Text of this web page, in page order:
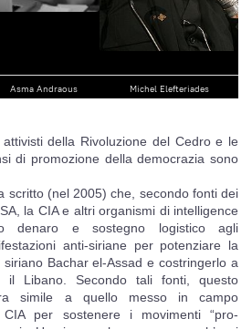
Asma Andraous Michel Elefteriades
della Rivoluzione del Cedro e le
di promozione della democrazia sono
scritto (nel 2005) che, secondo fonti dei
la CIA e altri organismi di intelligence
denaro e sostegno logistico agli
anti-siriane per potenziare la
Bachar el-Assad e costringerlo a
il Libano. Secondo tali fonti, questo
simile a quello messo in campo
CIA per sostenere i movimenti “pro-